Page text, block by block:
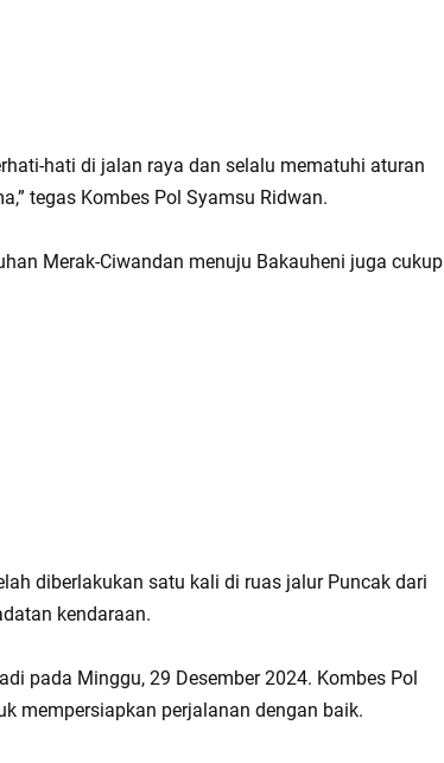
hati di jalan raya dan selalu mematuhi aturan
tegas Kombes Pol Syamsu Ridwan.
Merak-Ciwandan menuju Bakauheni juga cukup
diberlakukan satu kali di ruas jalur Puncak dari
kendaraan.
pada Minggu, 29 Desember 2024. Kombes Pol
mempersiapkan perjalanan dengan baik.